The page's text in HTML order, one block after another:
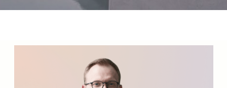
Лекс Выжевский